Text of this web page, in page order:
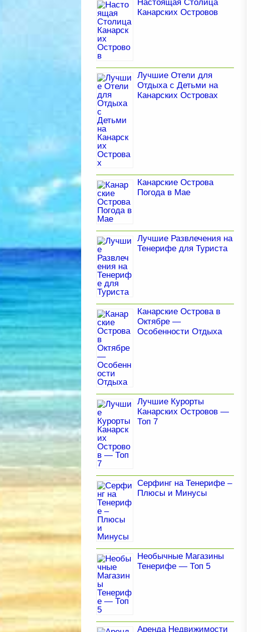
Настоящая Столица
Канарских Островов
Лучшие Отели для
Отдыха с Детьми на
Канарских Островах
Канарские Острова
Погода в Мае
Лучшие Развлечения на
Тенерифе для Туриста
Канарские Острова в
Октябре —
Особенности Отдыха
Лучшие Курорты
Канарских Островов —
Топ 7
Серфинг на Тенерифе –
Плюсы и Минусы
Необычные Магазины
Тенерифе — Топ 5
Аренда Недвижимости